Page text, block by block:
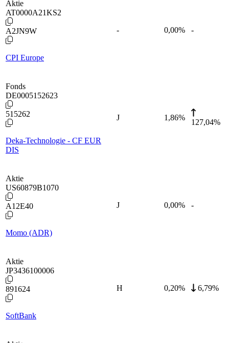
Aktie
AT0000A21KS2
A2JN9W
CPI Europe
- 0,00% -
Fonds
DE0005152623
515262
Deka-Technologie - CF EUR
DIS
J 1,86%
127,04%
Aktie
US60879B1070
A12E40
Momo (ADR)
J 0,00% -
Aktie
JP3436100006
891624
SoftBank
H 0,20% 6,79%